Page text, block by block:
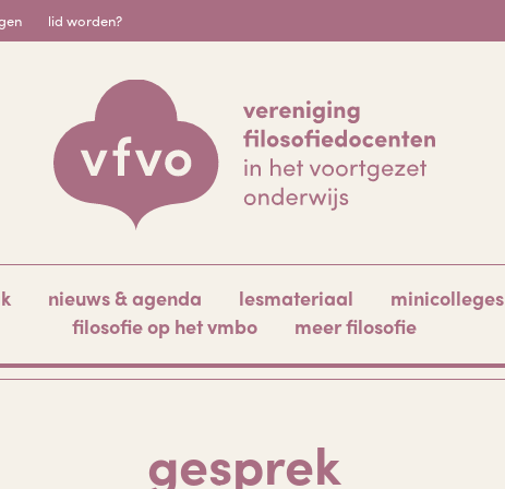
lid worden?
nieuws & agenda lesmateriaal minicolleges
filosofie op het vmbo
meer filosofie
gesprek